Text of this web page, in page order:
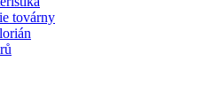
továrny